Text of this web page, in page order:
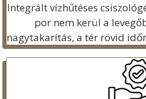
Integrált vízhűtéses
por nem kerül a
nagytakarítás, a tér rövid